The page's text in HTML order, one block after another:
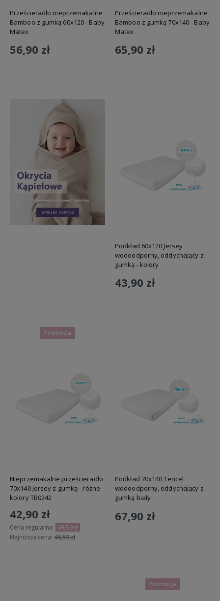
Prześcieradło nieprzemakalne
Bamboo z gumką 60x120 - Baby
Matex
56,90 zł
Prześcieradło nieprzemakalne
Bamboo z gumką 70x140 - Baby
Matex
65,90 zł
Podkład 60x120 Jersey
wodoodporny, oddychający z
gumką - kolory
43,90 zł
Nieprzemakalne prześcieradło
70x140 jersey z gumką - różne
kolory TB0242
42,90 zł
Cena regularna: 48,59 zł
Najniższa cena: 48,59 zł
Promocja
Podkład 70x140 Tencel
wodoodporny, oddychający z
gumką biały
67,90 zł
Promocja